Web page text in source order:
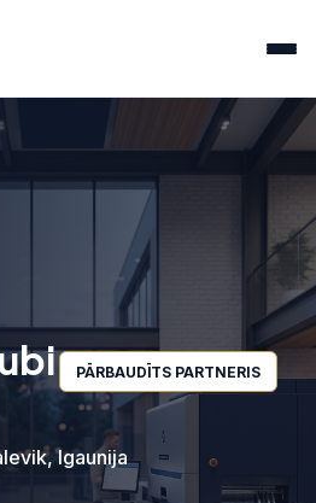
PĀRBAUDĪTS PARTNERIS
Igaunija